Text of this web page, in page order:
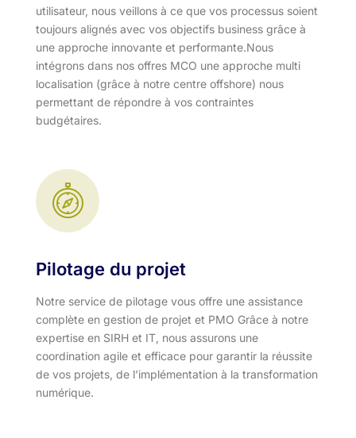
utilisateur, nous veillons à ce que vos processus soient
toujours alignés avec vos objectifs business grâce à
une approche innovante et performante.​ Nous
intégrons dans nos offres MCO une approche multi
localisation (grâce à notre centre offshore) nous
permettant de répondre à vos contraintes
budgétaires.
Pilotage du projet
Notre service de pilotage vous offre une assistance
complète en gestion de projet et PMO Grâce à notre
expertise en SIRH et IT, nous assurons une
coordination agile et efficace pour garantir la réussite
de vos projets, de l’implémentation à la transformation
numérique.